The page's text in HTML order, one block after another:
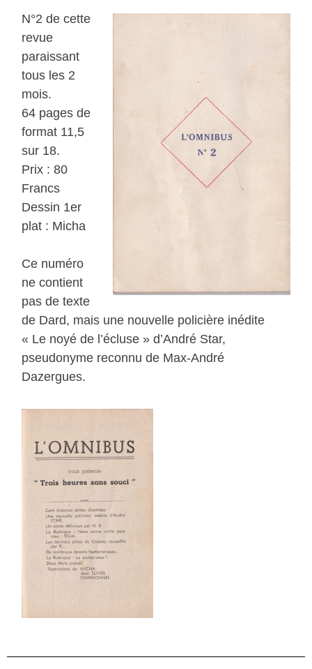
N°2 de cette
revue
paraissant
tous les 2
mois.
64 pages de
format 11,5
sur 18.
Prix : 80
Francs
Dessin 1er
plat : Micha
Ce numéro
ne contient
pas de texte
de Dard, mais une nouvelle policière inédite
« Le noyé de l’écluse » d’André Star,
pseudonyme reconnu de Max-André
Dazergues.